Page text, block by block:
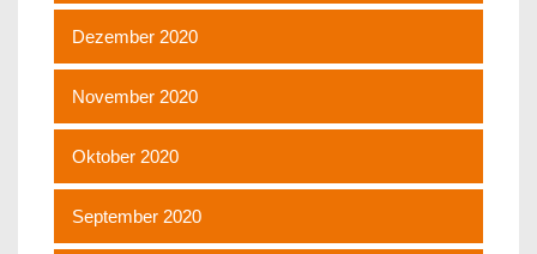
Dezember 2020
November 2020
Oktober 2020
September 2020